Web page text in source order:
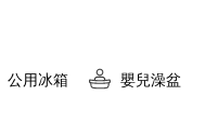
公用冰箱 嬰兒澡盆